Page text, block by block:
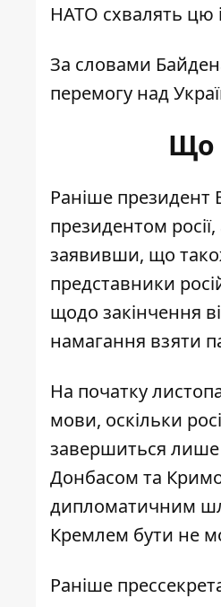
НАТО схвалять цю
За словами
перемогу над
Що
Раніше
президентом
заявивши, що
представники
щодо закінчення
намагання взяти
На початку
мови, оскільки
завершиться лише
Донбасом та
дипломатичним
Кремлем бути не
Раніше